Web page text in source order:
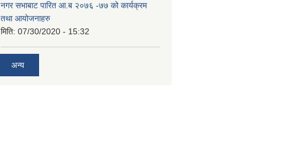
नगर सभाबाट पारित आ.ब २०७६ -७७ को कार्यक्रम
तथा आयोजनाहरु
मिति: 07/30/2020 - 15:32
अन्य